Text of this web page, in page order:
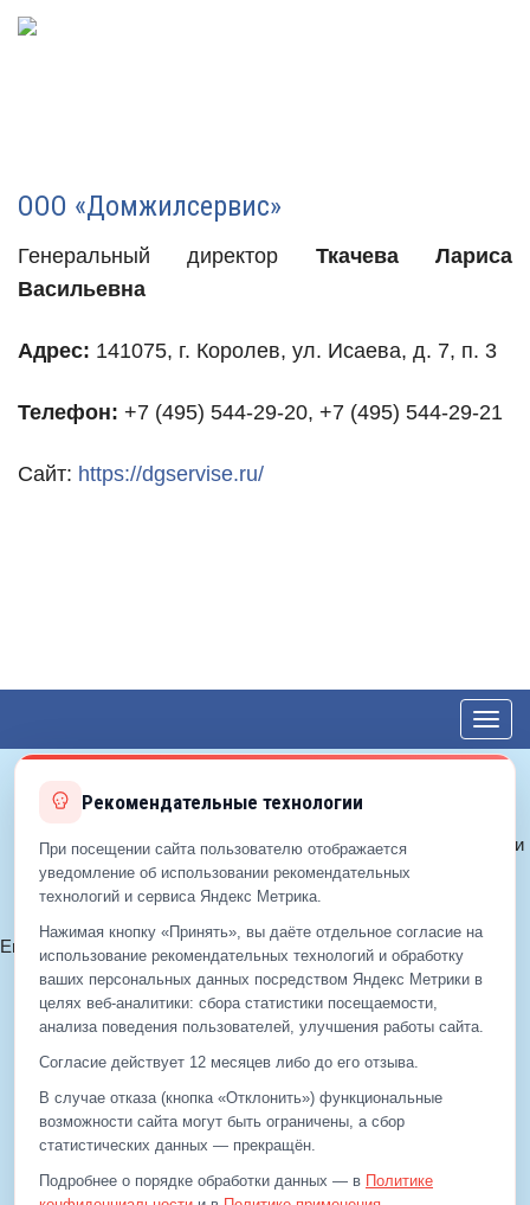
ООО «Домжилсервис»
Генеральный директор Ткачева Лариса
Васильевна
Адрес: 141075, г. Королев, ул. Исаева, д. 7, п. 3
Телефон: +7 (495) 544-29-20, +7 (495) 544-29-21
Сайт: https://dgservise.ru/
Политика конфиденциальности
Политика cookie
Согласие на обработку ПДн
Email: info@eds-korolev.ru
+7 (499) 929-99-99
+7 (495)512-00-11
+7 (495)
512-00-11
Email:info@eds-korolev.ru
Рекомендательные технологии
При посещении сайта пользователю отображается
уведомление об использовании рекомендательных
технологий и сервиса Яндекс Метрика.
Нажимая кнопку «Принять», вы даёте отдельное согласие на
использование рекомендательных технологий и обработку
ваших персональных данных посредством Яндекс Метрики в
целях веб‑аналитики: сбора статистики посещаемости,
анализа поведения пользователей, улучшения работы сайта.
Согласие действует 12 месяцев либо до его отзыва.
В случае отказа (кнопка «Отклонить») функциональные
возможности сайта могут быть ограничены, а сбор
статистических данных — прекращён.
Подробнее о порядке обработки данных — в Политике